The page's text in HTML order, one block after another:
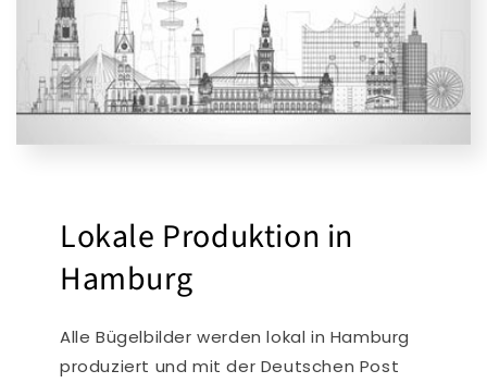
Lokale Produktion in
Hamburg
Alle Bügelbilder werden lokal in Hamburg
produziert und mit der Deutschen Post